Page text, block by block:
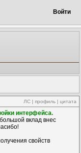
Войти
ЛС | профиль | цитата
интерфейса.
вклад внес
свойств